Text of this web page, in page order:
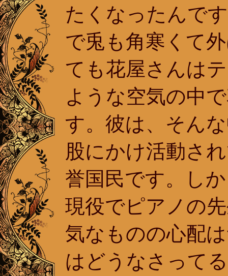
たくなったんで
で兎も角寒くて
ても花屋さんは
ような空気の中
す。彼は、そん
股にかけ活動さ
誉国民です。し
現役でピアノの
気なものの心配
はどうなさって